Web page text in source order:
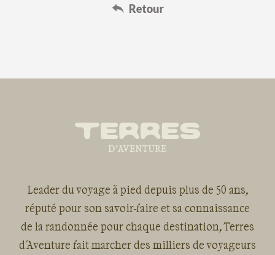
Leader du voyage à pied depuis plus de 50 ans,
réputé pour son savoir-faire et sa connaissance
de la randonnée pour chaque destination, Terres
d'Aventure fait marcher des milliers de voyageurs